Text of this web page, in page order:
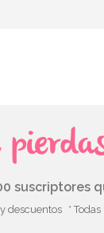
suscriptores
descuentos *